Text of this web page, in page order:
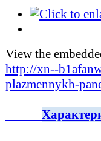
View the
http://xn--
plazmennykh-